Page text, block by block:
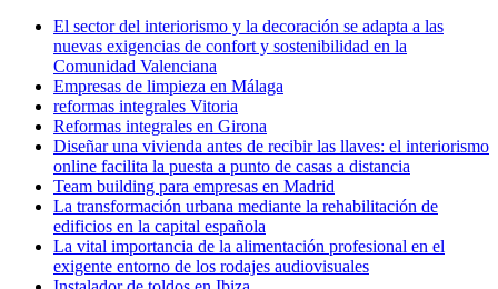
El sector del interiorismo y la decoración se adapta a las
nuevas exigencias de confort y sostenibilidad en la
Comunidad Valenciana
Empresas de limpieza en Málaga
reformas integrales Vitoria
Reformas integrales en Girona
Diseñar una vivienda antes de recibir las llaves: el interiorismo
online facilita la puesta a punto de casas a distancia
Team building para empresas en Madrid
La transformación urbana mediante la rehabilitación de
edificios en la capital española
La vital importancia de la alimentación profesional en el
exigente entorno de los rodajes audiovisuales